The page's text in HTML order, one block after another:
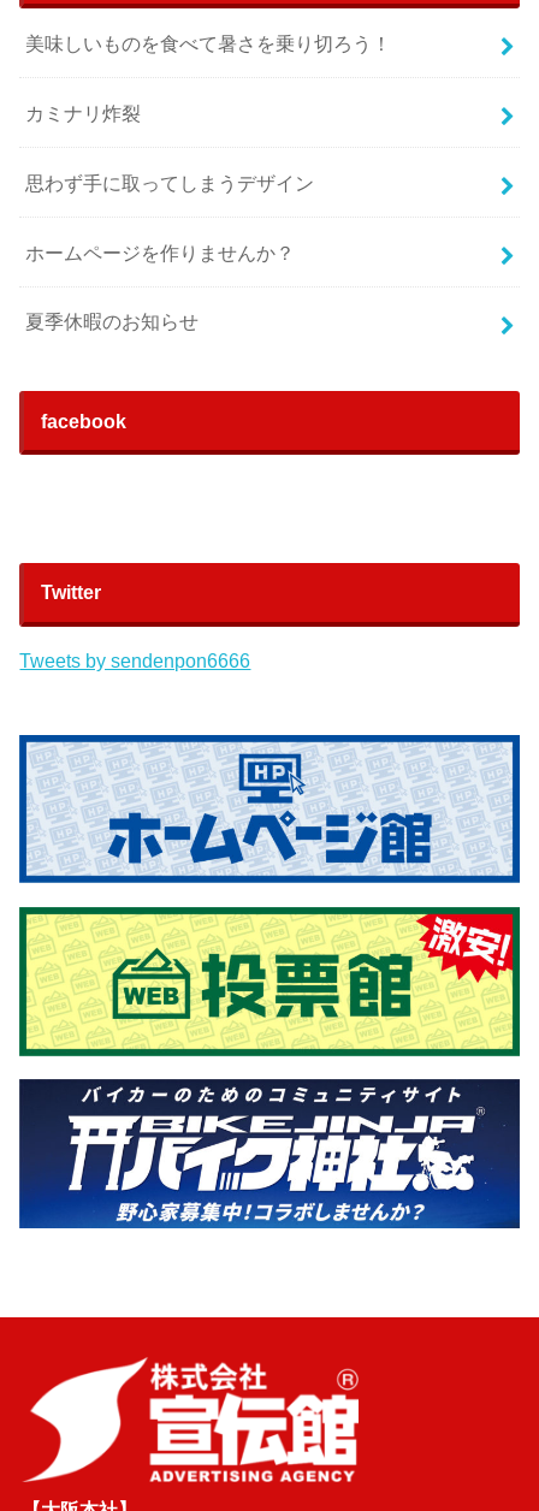
美味しいものを食べて暑さを乗り切ろう！
カミナリ炸裂
思わず手に取ってしまうデザイン
ホームページを作りませんか？
夏季休暇のお知らせ
facebook
Twitter
Tweets by sendenpon6666